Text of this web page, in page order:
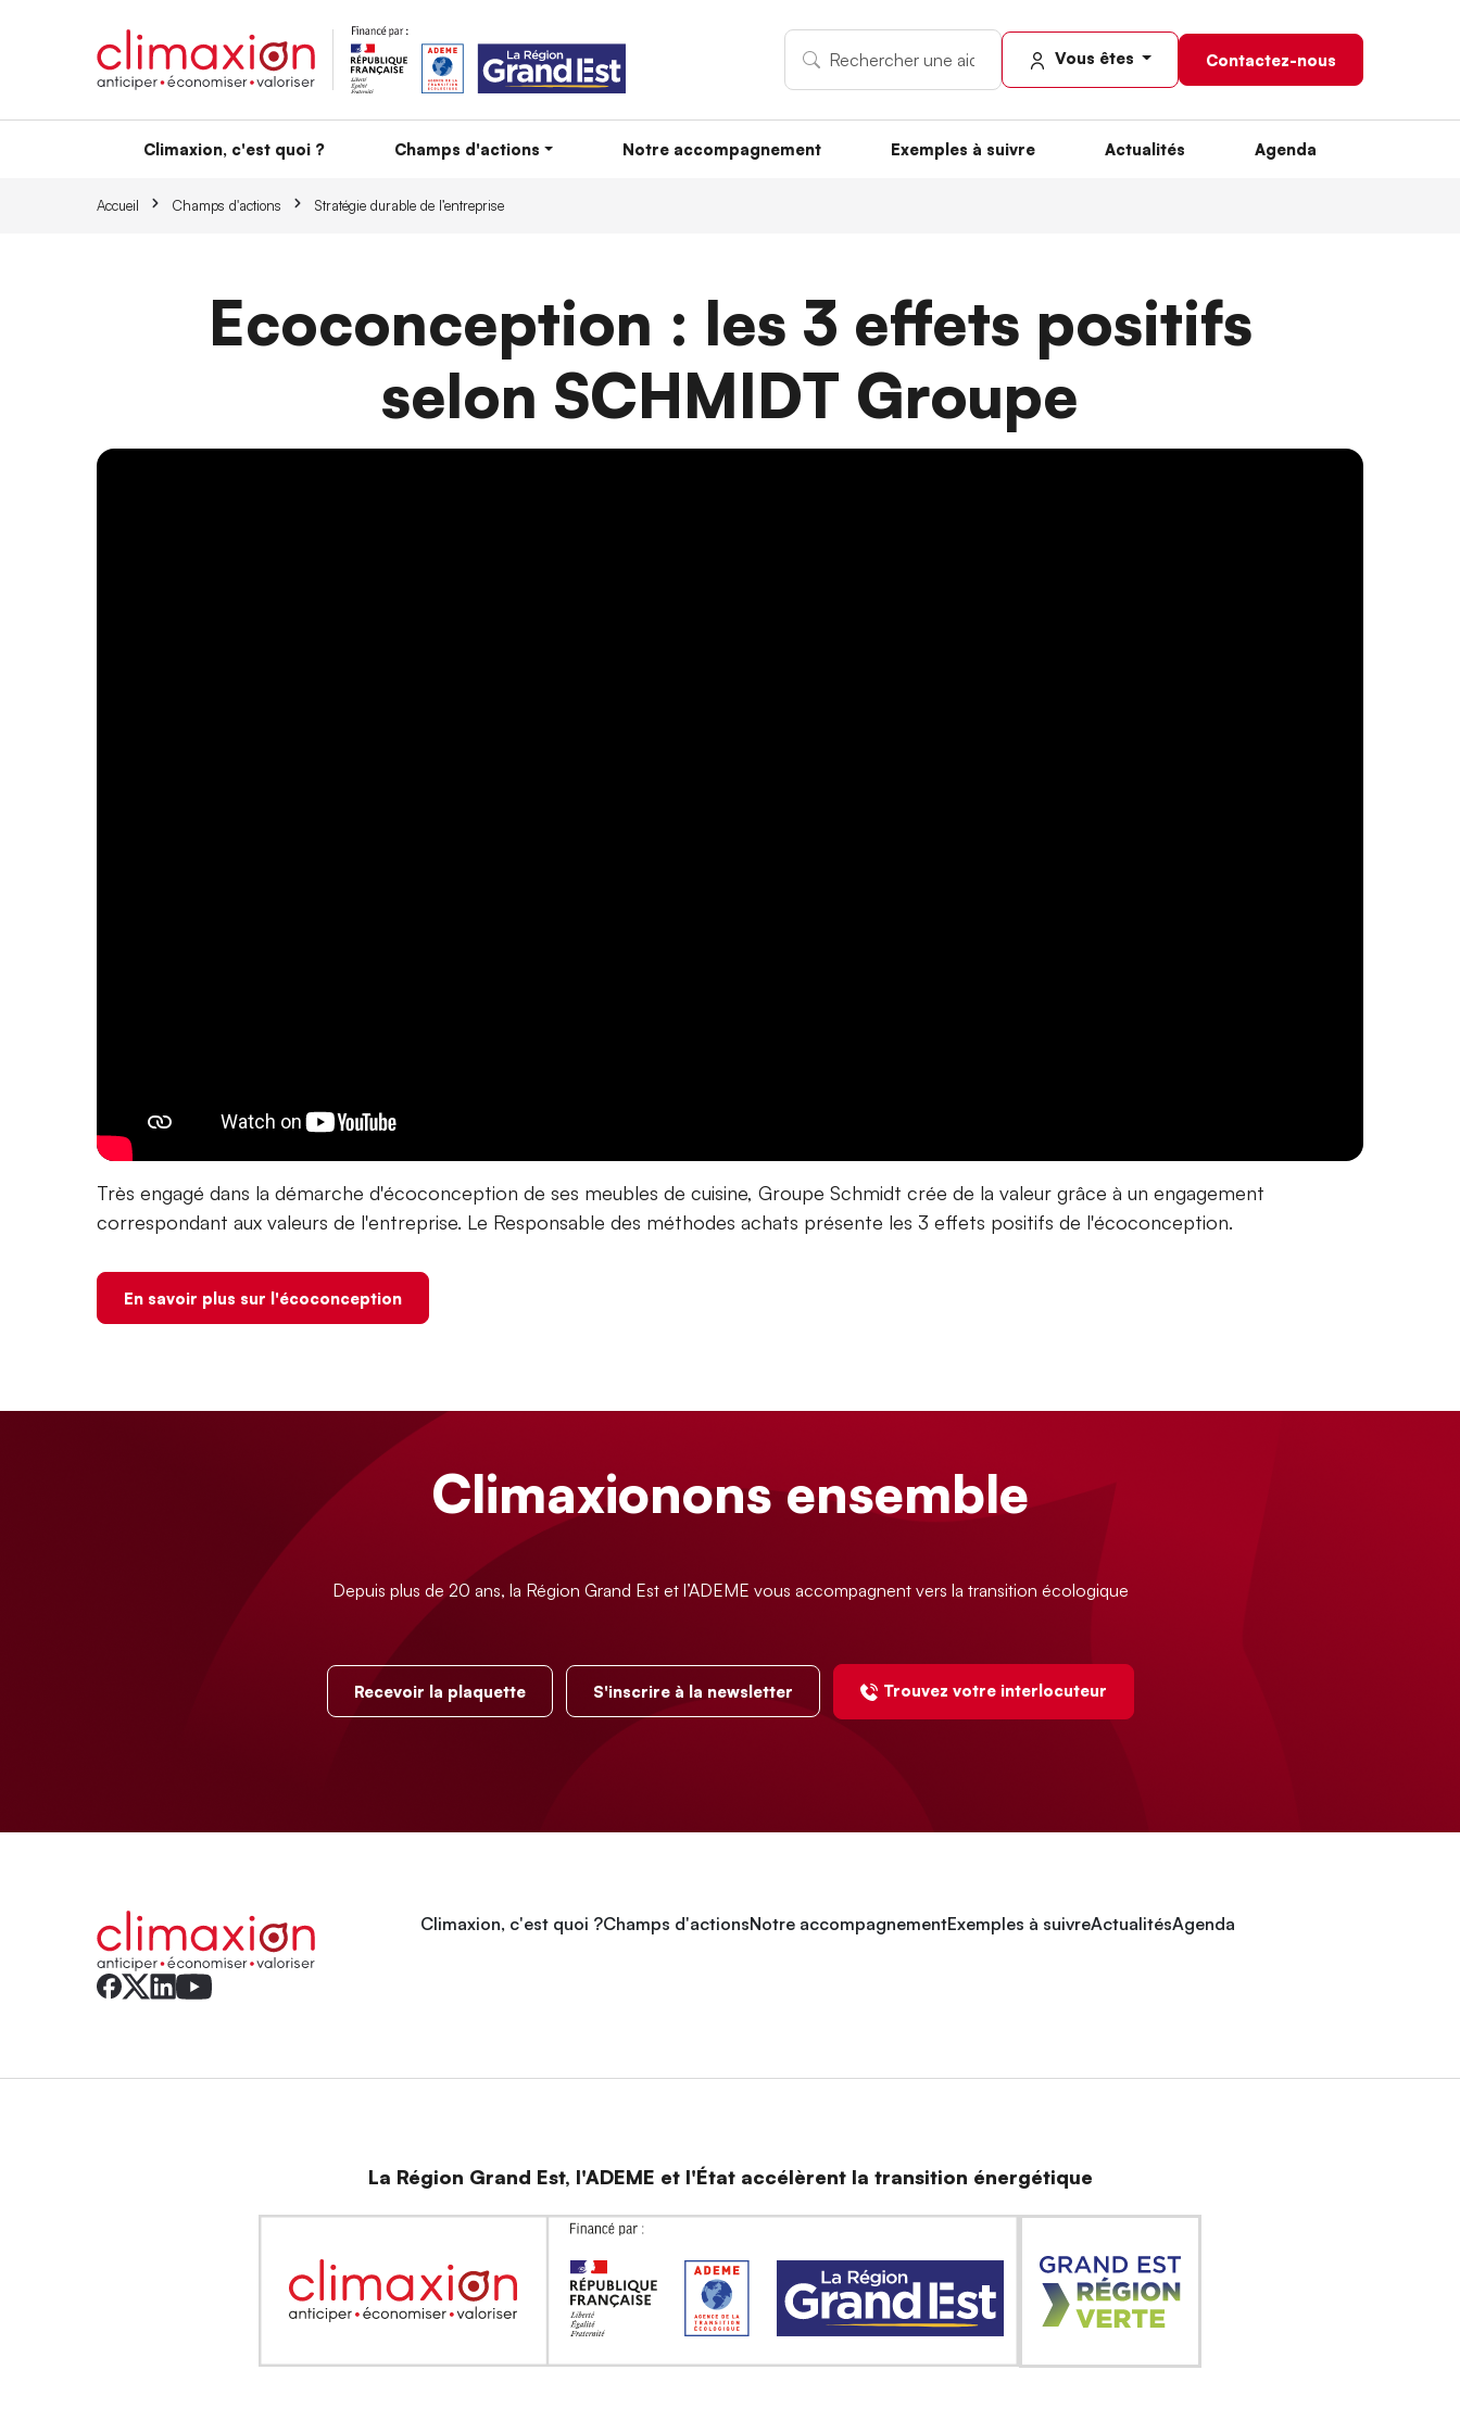
Vous êtes Contactez-nous
Climaxion, c'est quoi ? Champs d'actions Notre accompagnement Exemples à suivre Actualités Agenda
Accueil Champs d'actions Stratégie durable de l’entreprise
Ecoconception : les 3 effets positifs
selon SCHMIDT Groupe
Très engagé dans la démarche d'écoconception de ses meubles de cuisine, ⁨Groupe Schmidt crée de la valeur grâce à un engagement
correspondant aux valeurs de l'entreprise. Le Responsable des méthodes achats présente les 3 effets positifs de l'écoconception.
En savoir plus sur l'écoconception
Climaxionons ensemble
Depuis plus de 20 ans, la Région Grand Est et l’ADEME vous accompagnent vers la transition écologique
Recevoir la plaquette S'inscrire à la newsletter Trouvez votre interlocuteur
Climaxion, c'est quoi ?Champs d'actionsNotre accompagnementExemples à suivreActualitésAgenda
La Région Grand Est, l'ADEME et l'État accélèrent la transition énergétique